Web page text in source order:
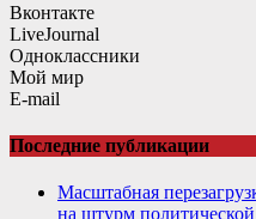
Вконтакте
LiveJournal
Одноклассники
Мой мир
E-mail
Последние публикации
Масштабная
на штурм